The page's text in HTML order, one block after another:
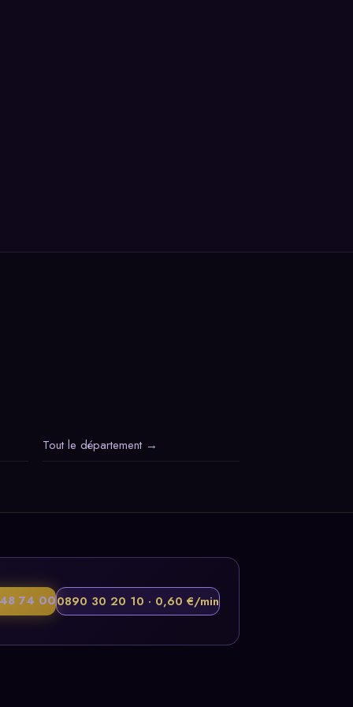
Tout le département →
74 000890 30 20 10 · 0,60 €/min